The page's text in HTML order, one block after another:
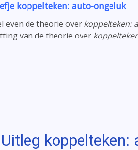
koppelteken: auto-ongeluk
even de theorie over koppelteken:
van de theorie over
Uitleg koppelteken: